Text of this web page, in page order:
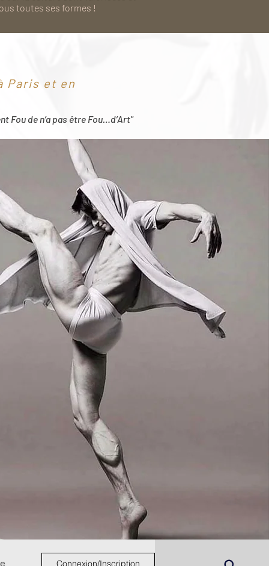
toutes ses formes !
Paris et en
Fou de n’a pas être Fou…d’Art"
Connexion/Inscription